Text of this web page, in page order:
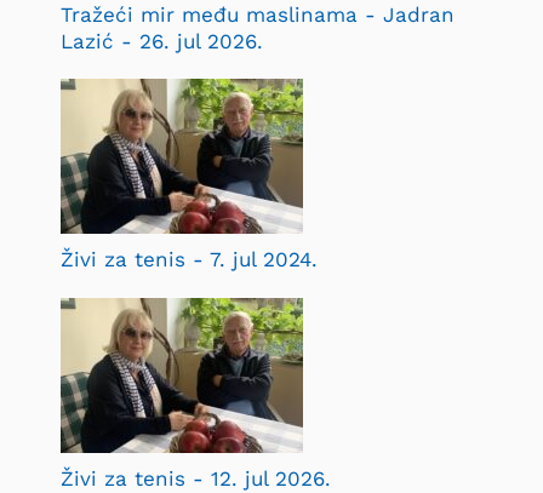
Tražeći mir među maslinama - Jadran
Lazić - 26. jul 2026.
Živi za tenis - 7. jul 2024.
Živi za tenis - 12. jul 2026.